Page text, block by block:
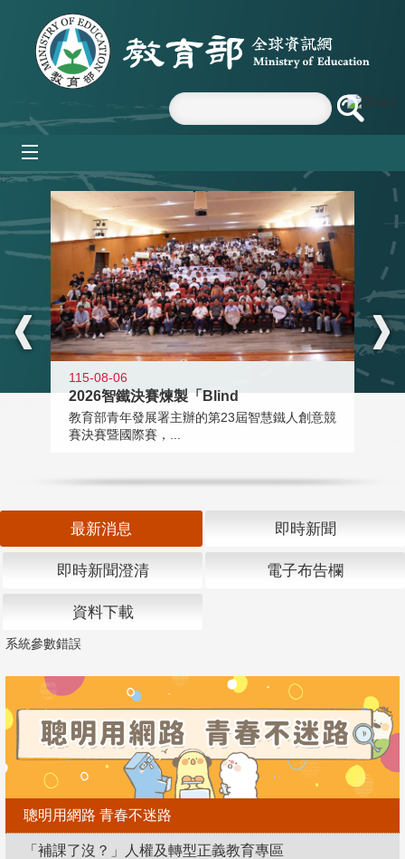
跳到主要內容區塊
:::
115-08-06
2026智鐵決賽煉製「Blind
教育部青年發展署主辦的第23屆智慧鐵人創意競
賽決賽暨國際賽，...
最新消息 即時新聞
即時新聞澄清 電子布告欄
資料下載
系統參數錯誤
聰明用網路 青春不迷路
「補課了沒？」人權及轉型正義教育專區